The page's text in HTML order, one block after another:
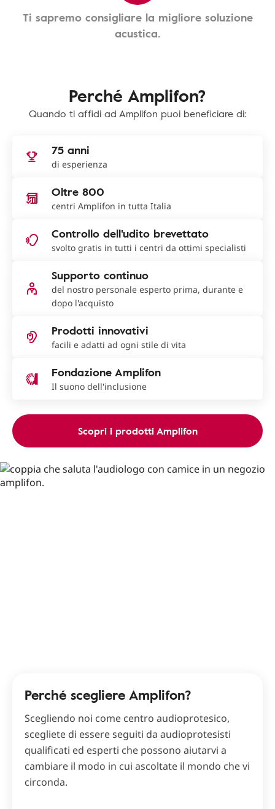
Ti sapremo consigliare la migliore soluzione
acustica.
Perché Amplifon?
Quando ti affidi ad Amplifon puoi beneficiare di:
75 anni
di esperienza
Oltre 800
centri Amplifon in tutta Italia
Controllo dell'udito brevettato
svolto gratis in tutti i centri da ottimi specialisti
Supporto continuo
del nostro personale esperto prima, durante e
dopo l'acquisto
Prodotti innovativi
facili e adatti ad ogni stile di vita
Fondazione Amplifon
Il suono dell'inclusione
Scopri i prodotti Amplifon
Perché scegliere Amplifon?
Scegliendo noi come centro audioprotesico,
scegliete di essere seguiti da audioprotesisti
qualificati ed esperti che possono aiutarvi a
cambiare il modo in cui ascoltate il mondo che vi
circonda.